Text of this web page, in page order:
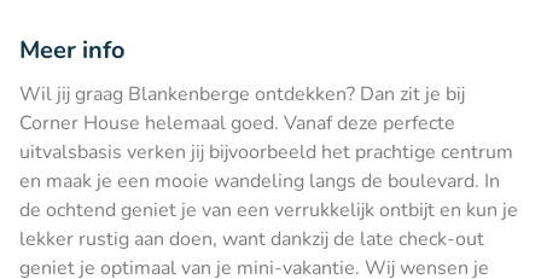
Meer info
Wil jij graag Blankenberge ontdekken? Dan zit je bij
Corner House helemaal goed. Vanaf deze perfecte
uitvalsbasis verken jij bijvoorbeeld het prachtige centrum
en maak je een mooie wandeling langs de boulevard. In
de ochtend geniet je van een verrukkelijk ontbijt en kun je
lekker rustig aan doen, want dankzij de late check-out
geniet je optimaal van je mini-vakantie. Wij wensen je